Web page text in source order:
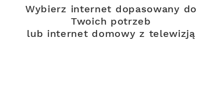
Wybierz internet dopasowany do
Twoich potrzeb
lub internet domowy z telewizją